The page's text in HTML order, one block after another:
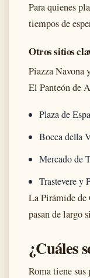
Para quienes
tiempos de
Otros sitios
Piazza Navona
El Panteón de
Plaza de
Bocca della
Mercado de
Trastevere y
La Pirámide de
pasan de largo
¿Cuáles
Roma tiene